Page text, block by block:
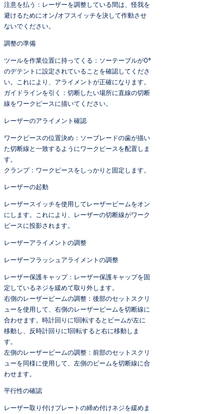
注意を払う：レーザーを調整している間は、怪我を
避けるためにオン/オフスイッチを決して作動させ
ないでください。
調整の準備
ツールを作業位置に持ってくる：ソーテーブルが0°
のデテントに設定されていることを確認してくださ
い。これにより、アライメントが正確になります。
ガイドラインを引く：切断したい場所に直線の切断
線をワークピースに描いてください。
レーザーのアライメント確認
ワークピースの位置決め：ソーブレードの歯が描い
た切断線と一致するようにワークピースを配置しま
す。
クランプ：ワークピースをしっかりと固定します。
レーザーの起動
レーザースイッチを使用してレーザービームをオン
にします。これにより、レーザーの切断線がワーク
ピースに投影されます。
レーザーアライメントの調整
レーザーフラッシュアライメントの調整
レーザー保護キャップ：レーザー保護キャップを固
定しているネジを緩めて取り外します。
右側のレーザービームの調整：後部のセットスクリ
ューを使用して、右側のレーザービームを切断線に
合わせます。時計回りに1回転するとビームが左に
移動し、反時計回りに1回転すると右に移動しま
す。
左側のレーザービームの調整：前部のセットスクリ
ューを同様に使用して、左側のビームを切断線に合
わせます。
平行性の確認
レーザー取り付けプレートの締め付けネジを緩めま